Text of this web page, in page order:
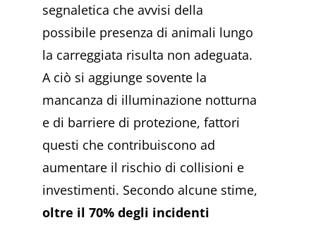
segnaletica che avvisi della
possibile presenza di animali lungo
la carreggiata risulta non adeguata.
A ciò si aggiunge sovente la
mancanza di illuminazione notturna
e di barriere di protezione, fattori
questi che contribuiscono ad
aumentare il rischio di collisioni e
investimenti. Secondo alcune stime,
oltre il 70% degli incidenti